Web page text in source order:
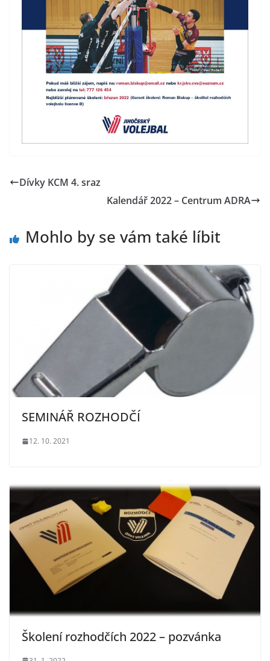
Dívky KCM 4. sraz
Kalendář 2022 – Centrum ADRA
Mohlo by se vám také líbit
SEMINÁŘ ROZHODČÍ
12. 10. 2021
Školení rozhodčích 2022 – pozvánka